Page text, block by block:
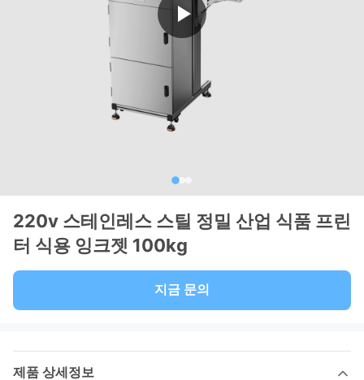
220v 스테인레스 스틸 정밀 산업 식품 프린
터 식용 잉크젯 100kg
지금 문의
제품 상세정보